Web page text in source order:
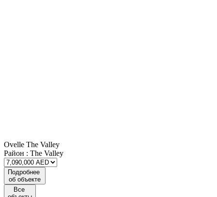
Ovelle The Valley
Район : The Valley
Подробнее
об объекте
Все